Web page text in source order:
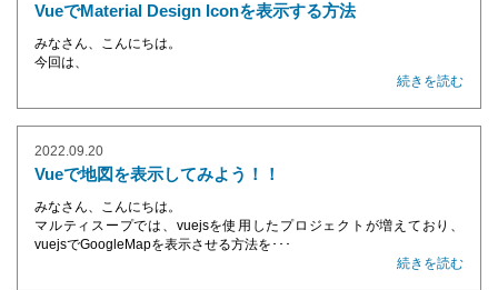
VueでMaterial Design Iconを表示する方法
みなさん、こんにちは。
今回は、
続きを読む
2022.09.20
Vueで地図を表示してみよう！！
みなさん、こんにちは。
マルティスープでは、vuejsを使用したプロジェクトが増えており、
vuejsでGoogleMapを表示させる方法を･･･
続きを読む